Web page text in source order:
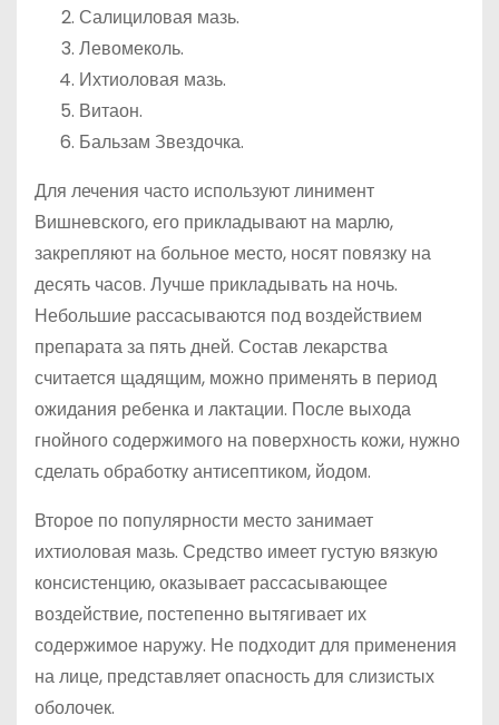
Салициловая мазь.
Левомеколь.
Ихтиоловая мазь.
Витаон.
Бальзам Звездочка.
Для лечения часто используют линимент
Вишневского, его прикладывают на марлю,
закрепляют на больное место, носят повязку на
десять часов. Лучше прикладывать на ночь.
Небольшие рассасываются под воздействием
препарата за пять дней. Состав лекарства
считается щадящим, можно применять в период
ожидания ребенка и лактации. После выхода
гнойного содержимого на поверхность кожи, нужно
сделать обработку антисептиком, йодом.
Второе по популярности место занимает
ихтиоловая мазь. Средство имеет густую вязкую
консистенцию, оказывает рассасывающее
воздействие, постепенно вытягивает их
содержимое наружу. Не подходит для применения
на лице, представляет опасность для слизистых
оболочек.